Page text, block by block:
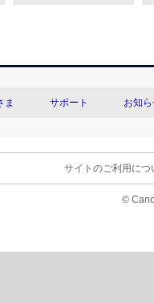
ま サポート お知
サイトのご利用につ
©